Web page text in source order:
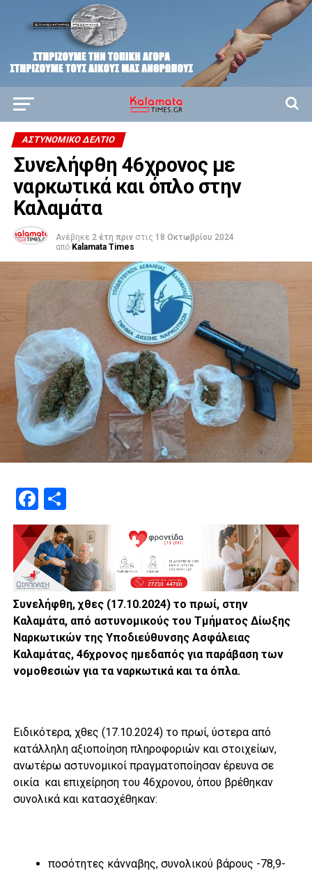
ΑΣΤΥΝΟΜΙΚΌ ΔΕΛΤΊΟ
Συνελήφθη 46χρονος με
ναρκωτικά και όπλο στην
Καλαμάτα
Ανέβηκε 2 έτη πριν στις 18 Οκτωβρίου 2024
από Kalamata Times
Facebook
Μοιραστείτε
Συνελήφθη, χθες (17.10.2024) το πρωί, στην
Καλαμάτα, από αστυνομικούς του Τμήματος Δίωξης
Ναρκωτικών της Υποδιεύθυνσης Ασφάλειας
Καλαμάτας, 46χρονος ημεδαπός για παράβαση των
νομοθεσιών για τα ναρκωτικά και τα όπλα.
Ειδικότερα, χθες (17.10.2024) το πρωί, ύστερα από
κατάλληλη αξιοποίηση πληροφοριών και στοιχείων,
ανωτέρω αστυνομικοί πραγματοποίησαν έρευνα σε
οικία και επιχείρηση του 46χρονου, όπου βρέθηκαν
συνολικά και κατασχέθηκαν:
ποσότητες κάνναβης, συνολικού βάρους -78,9-